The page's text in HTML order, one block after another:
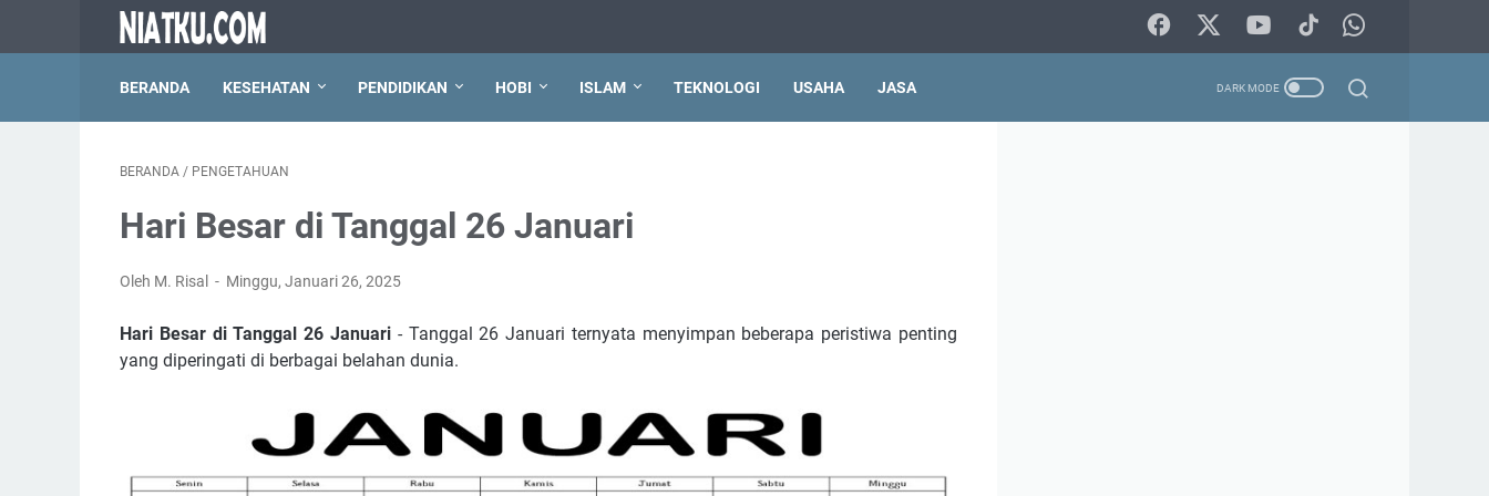
BERANDA KESEHATAN PENDIDIKAN HOBI ISLAM TEKNOLOGI USAHA JASA
BERANDA / PENGETAHUAN
Hari Besar di Tanggal 26 Januari
Oleh M. Risal Minggu, Januari 26, 2025
Hari Besar di Tanggal 26 Januari - Tanggal 26 Januari ternyata menyimpan beberapa peristiwa penting
yang diperingati di berbagai belahan dunia.